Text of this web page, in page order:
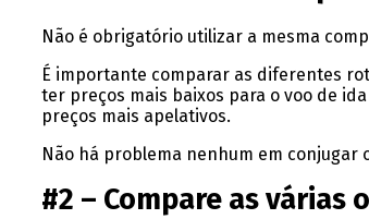
Não é obrigatório utilizar a mesma
É importante comparar as diferentes
ter preços mais baixos para o voo de
preços mais apelativos.
Não há problema nenhum em conjugar
#2 – Compare as várias